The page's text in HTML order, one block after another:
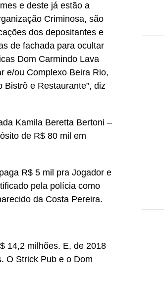
e deste já estão a
Criminosa, são
dos depositantes e
de fachada para ocultar
Dom Carmindo Lava
e/ou Complexo Beira Rio,
e Restaurante”, diz
Kamila Beretta Bertoni –
de R$ 80 mil em
R$ 5 mil pra Jogador e
pela polícia como
da Costa Pereira.
14,2 milhões. E, de 2018
O Strick Pub e o Dom